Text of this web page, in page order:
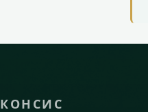
КОНСИС